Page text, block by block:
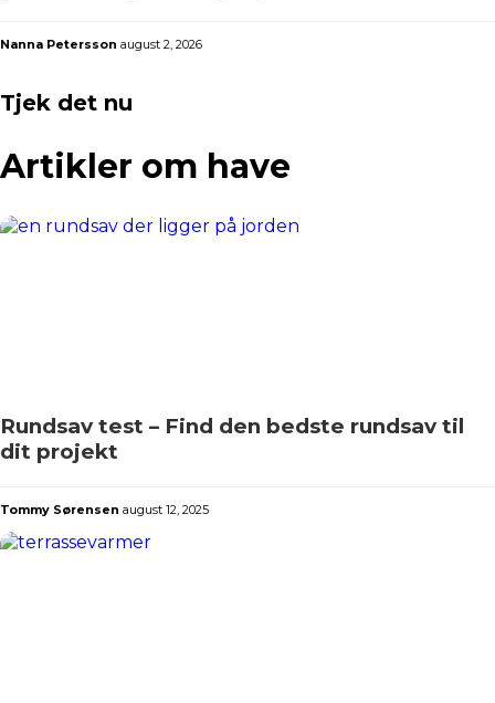
Nanna Petersson august 2, 2026
Tjek det nu
Artikler om have​
Rundsav test – Find den bedste rundsav til
dit projekt
Tommy Sørensen august 12, 2025